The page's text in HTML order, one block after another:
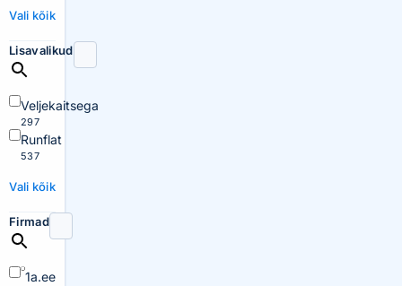
Vali kõik
Lisavalikud
Veljekaitsega
297
Runflat
537
Vali kõik
Firmad
1a.ee